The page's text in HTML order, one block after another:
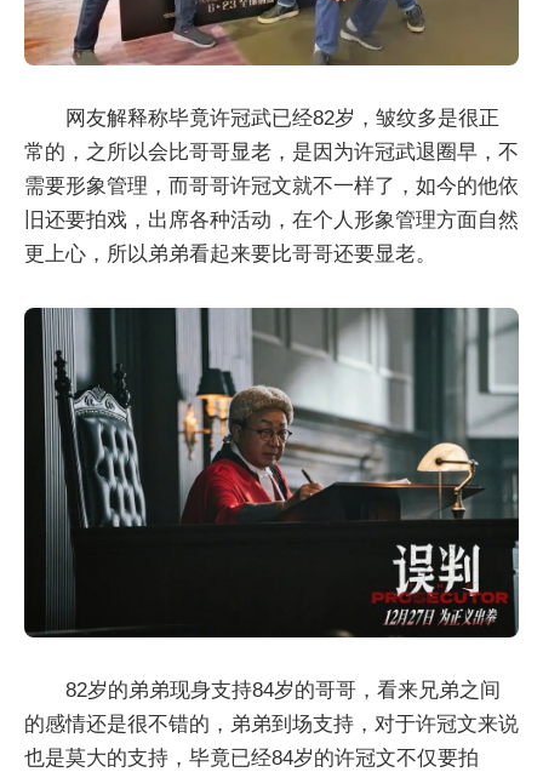
网友解释称毕竟许冠武已经82岁，皱纹多是很正
常的，之所以会比哥哥显老，是因为许冠武退圈早，不
需要形象管理，而哥哥许冠文就不一样了，如今的他依
旧还要拍戏，出席各种活动，在个人形象管理方面自然
更上心，所以弟弟看起来要比哥哥还要显老。
82岁的弟弟现身支持84岁的哥哥，看来兄弟之间
的感情还是很不错的，弟弟到场支持，对于许冠文来说
也是莫大的支持，毕竟已经84岁的许冠文不仅要拍